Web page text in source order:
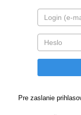
Pre zaslanie